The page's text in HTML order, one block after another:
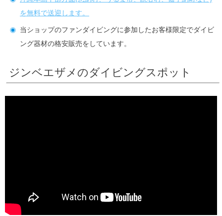
を無料で送迎します。
当ショップのファンダイビングに参加したお客様限定でダイビ
ング器材の格安販売をしています。
ジンベエザメのダイビングスポット